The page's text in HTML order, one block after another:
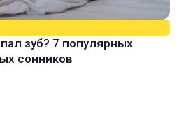
зуб? 7 популярных
сонников